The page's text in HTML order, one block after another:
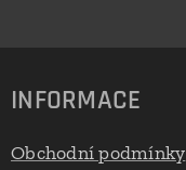
INFORMACE
Obchodní podmínky